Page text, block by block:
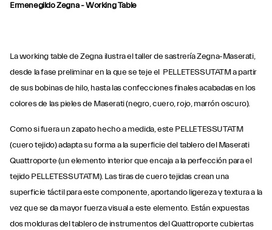
Ermenegildo Zegna - Working Table
La working table de Zegna ilustra el taller de sastrería Zegna-Maserati,
desde la fase preliminar en la que se teje el PELLETESSUTATM a partir
de sus bobinas de hilo, hasta las confecciones finales acabadas en los
colores de las pieles de Maserati (negro, cuero, rojo, marrón oscuro).
Como si fuera un zapato hecho a medida, este PELLETESSUTATM
(cuero tejido) adapta su forma a la superficie del tablero del Maserati
Quattroporte (un elemento interior que encaja a la perfección para el
tejido PELLETESSUTATM). Las tiras de cuero tejidas crean una
superficie táctil para este componente, aportando ligereza y textura a la
vez que se da mayor fuerza visual a este elemento. Están expuestas
dos molduras del tablero de instrumentos del Quattroporte cubiertas